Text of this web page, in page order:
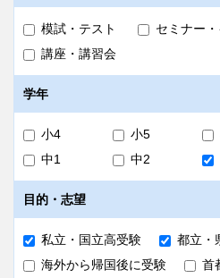
申込方法
以下の「お申し込みボタン」よ
8/20（木）19:00
会場
5科コースはExiV西日暮里校、3
Zoomを用いたオンライン上で
内容
開成高・国立附属高・早慶附属
の、今年の入試総括、来年の入
ース』のシステムの説明を行い
「合格への道」をプレゼント致
模試・テスト
セミナー
講座・講習会
学年
小4 小5
中1
中2
目的・志望
私立・国立高受験
都立・
海外から帰国後に受験
首